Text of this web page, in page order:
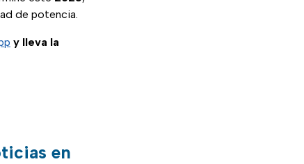
de potencia.
y lleva la
en